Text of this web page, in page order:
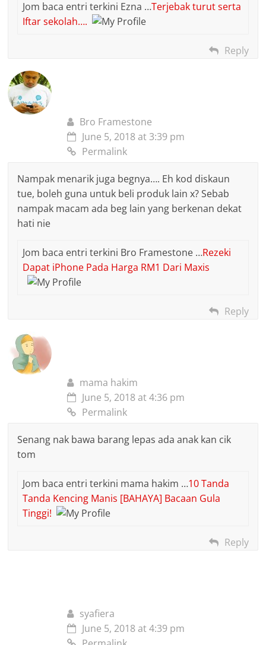
Jom baca entri terkini Ezna …Terjebak turut serta
Iftar sekolah….
Reply
Bro Framestone
June 5, 2018 at 3:39 pm
Permalink
Nampak menarik juga begnya…. Eh kod diskaun
tue, boleh guna untuk beli produk lain x? Sebab
nampak macam ada beg lain yang berkenan dekat
hati nie
Jom baca entri terkini Bro Framestone …Rezeki
Dapat iPhone Pada Harga RM1 Dari Maxis
Reply
mama hakim
June 5, 2018 at 4:36 pm
Permalink
Senang nak bawa barang lepas ada anak kan cik
tom
Jom baca entri terkini mama hakim …10 Tanda
Tanda Kencing Manis [BAHAYA] Bacaan Gula
Tinggi!
Reply
syafiera
June 5, 2018 at 4:39 pm